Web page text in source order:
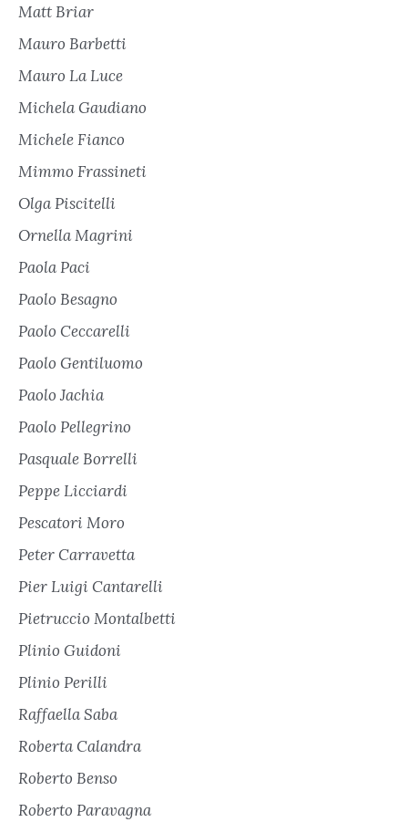
Matt Briar
Mauro Barbetti
Mauro La Luce
Michela Gaudiano
Michele Fianco
Mimmo Frassineti
Olga Piscitelli
Ornella Magrini
Paola Paci
Paolo Besagno
Paolo Ceccarelli
Paolo Gentiluomo
Paolo Jachia
Paolo Pellegrino
Pasquale Borrelli
Peppe Licciardi
Pescatori Moro
Peter Carravetta
Pier Luigi Cantarelli
Pietruccio Montalbetti
Plinio Guidoni
Plinio Perilli
Raffaella Saba
Roberta Calandra
Roberto Benso
Roberto Paravagna